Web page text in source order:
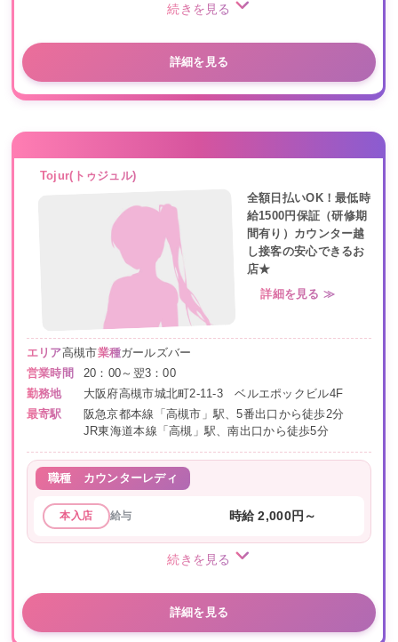
続きを見る
詳細を見る
Tojur(トゥジュル)
全額日払いOK！最低時
給1500円保証（研修期
間有り）カウンター越
し接客の安心できるお
店★
詳細を見る ≫
エリア高槻市業種ガールズバー
営業時間
20：00～翌3：00
勤務地
大阪府高槻市城北町2-11-3 ベルエポックビル4F
最寄駅
阪急京都本線「高槻市」駅、5番出口から徒歩2分
JR東海道本線「高槻」駅、南出口から徒歩5分
職種 カウンターレディ
本入店 給与 時給 2,000円～
続きを見る
詳細を見る